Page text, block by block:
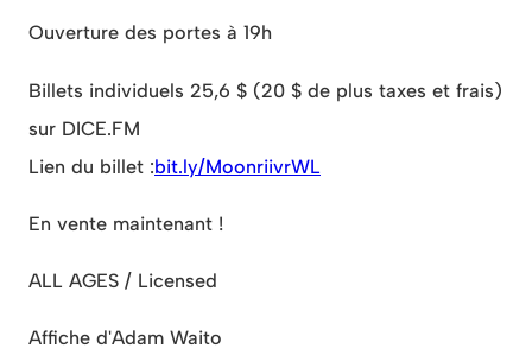
Ouverture des portes à 19h
Billets individuels 25,6 $ (20 $ de plus taxes et frais)
sur DICE.FM
Lien du billet :bit.ly/MoonriivrWL
En vente maintenant !
ALL AGES / Licensed
Affiche d'Adam Waito